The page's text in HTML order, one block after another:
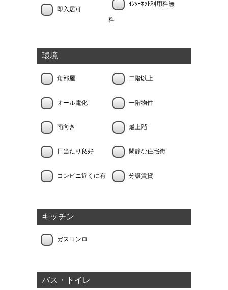
即入居可
ｲﾝﾀｰﾈｯﾄ利用料無
料
環境
角部屋 二階以上
オール電化 一階物件
南向き 最上階
日当たり良好 閑静な住宅街
コンビニ近くに有 分譲賃貸
キッチン
ガスコンロ
バス・トイレ